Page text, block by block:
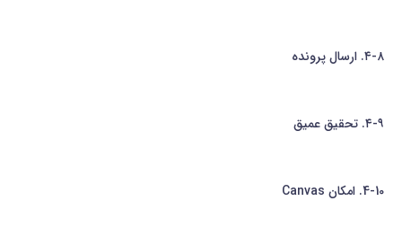
۴-۸. ارسال پرونده
۴-۹. تحقیق عمیق
4-10. امکان Canvas